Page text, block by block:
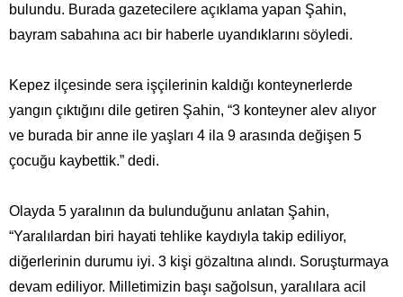
bulundu. Burada gazetecilere açıklama yapan Şahin,
bayram sabahına acı bir haberle uyandıklarını söyledi.
Kepez ilçesinde sera işçilerinin kaldığı konteynerlerde
yangın çıktığını dile getiren Şahin, “3 konteyner alev alıyor
ve burada bir anne ile yaşları 4 ila 9 arasında değişen 5
çocuğu kaybettik.” dedi.
Olayda 5 yaralının da bulunduğunu anlatan Şahin,
“Yaralılardan biri hayati tehlike kaydıyla takip ediliyor,
diğerlerinin durumu iyi. 3 kişi gözaltına alındı. Soruşturmaya
devam ediliyor. Milletimizin başı sağolsun, yaralılara acil